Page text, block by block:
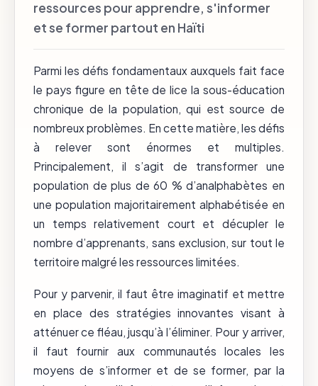
ressources pour apprendre, s'informer
et se former partout en Haïti
Parmi les défis fondamentaux auxquels fait face
le pays figure en tête de lice la sous-éducation
chronique de la population, qui est source de
nombreux problèmes. En cette matière, les défis
à relever sont énormes et multiples.
Principalement, il s’agit de transformer une
population de plus de 60 % d’analphabètes en
une population majoritairement alphabétisée en
un temps relativement court et décupler le
nombre d’apprenants, sans exclusion, sur tout le
territoire malgré les ressources limitées.
Pour y parvenir, il faut être imaginatif et mettre
en place des stratégies innovantes visant à
atténuer ce fléau, jusqu’à l’éliminer. Pour y arriver,
il faut fournir aux communautés locales les
moyens de s’informer et de se former, par la